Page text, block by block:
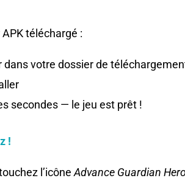
téléchargé :
dans votre dossier de
secondes — le jeu est prêt !
!
l’icône Advance Guardian